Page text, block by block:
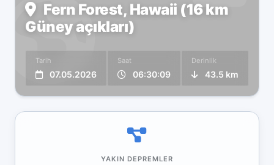
Fern Forest, Hawaii (16 km
Güney açıkları)
Tarih
07.05.2026
Saat
06:30:09
Derinlik
43.5 km
YAKIN DEPREMLER